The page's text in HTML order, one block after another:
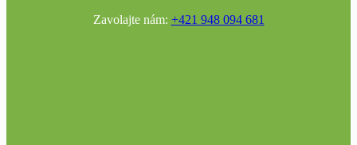
Zavolajte nám: +421 948 094 681